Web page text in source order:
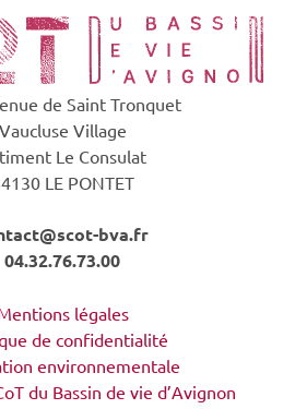
de Saint Tronquet
Vaucluse Village
Le Consulat
LE PONTET
bva.fr
04.32.76.73.00
légales
de confidentialité
environnementale
du Bassin de vie d’Avignon